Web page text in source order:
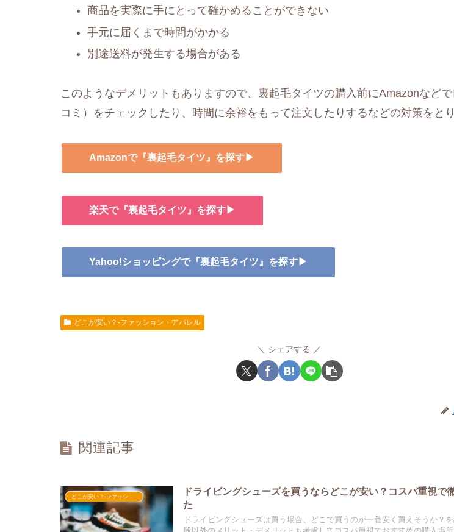
商品を実際に手にとって確かめることができない
手元に届くまで時間がかかる
別途送料が発生する場合がある
このようなデメリットもありますので、裏起毛タイツの購入前にAmazonなど
コミ）をチェックしたり、時間に余裕をもって注文したりするなどの対策をとり
Amazonで『裏起毛タイツ』を探す▶
楽天で『裏起毛タイツ』を探す▶
Yahoo!ショッピングで『裏起毛タイツ』を探す▶
どこが安い？-ファッション・アパレル
シェアする
関連記事
ドライビングシューズを買うならどこが安い？コスパ重視で
た
ドライビングシューズは買う場合、どこで買うのが一番安く買えそうか？